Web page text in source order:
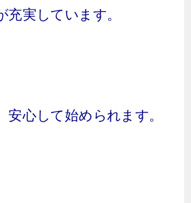
充実しています。
安心して始められます。